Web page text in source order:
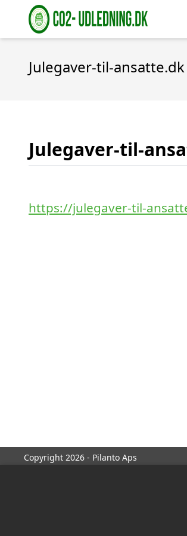
Julegaver-til-ansatte.dk
Julegaver-til-
https://julegaver-til-
Copyright 2026 - Pilanto Aps